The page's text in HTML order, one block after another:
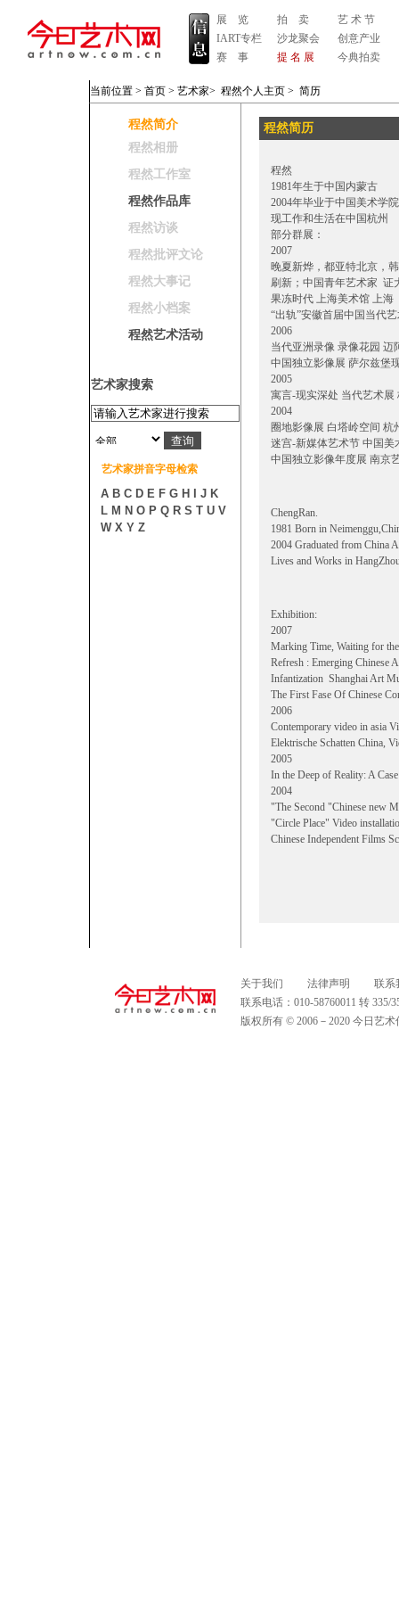
展 览
IART专栏
赛 事
拍 卖
沙龙聚会
提 名 展
艺 术 节
创意产业
今典拍卖
当前位置 > 首页 > 艺术家> 程然个人主页 > 简历
程然简介
程然相册
程然工作室
程然作品库
程然访谈
程然批评文论
程然大事记
程然小档案
程然艺术活动
艺术家搜索
艺术家拼音字母检索
A B C D E F G H J K
L M N O P Q R S T U V
W X Y Z
程然简历
程然
1981年生于中国内蒙古
2004年毕业于中国美术学
现工作和生活在中国杭州
部分群展：
2007
晚夏新烨，都亚特北京，
刷新；中国青年艺术家 证
果冻时代 上海美术馆 上海
“出轨”安徽首届中国当代
2006
当代亚洲录像 录像花园 迈
中国独立影像展 萨尔兹堡
2005
寓言-现实深处 当代艺术展
2004
圈地影像展 白塔岭空间 杭
迷宫-新媒体艺术节 中国美
中国独立影像年度展 南京
ChengRan.
1981 Born in
2004 Graduated from China
Lives and Works in
Exhibition:
2007
Marking Time, Waiting for
Refresh : Emerging Chinese
Infantization Shanghai Art
The First Fase Of Chinese
2006
Contemporary video in asia
Elektrische Schatten China,
2005
In the Deep of Reality: A
2004
"The Second "Chinese new
"Circle Place" Video
Chinese Independent Films
关于我们 法律声明
联系
联系电话：010-58760011 转
版权所有 © 2006－2020 今日艺